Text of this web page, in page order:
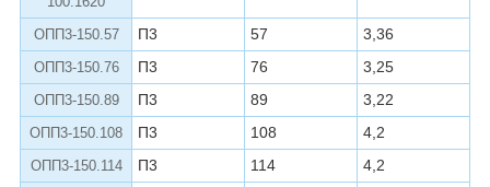
ОПП3-150.57
П3 57 3,36
ОПП3-150.76 П3 76 3,25
ОПП3-150.89 П3 89 3,22
ОПП3-150.108 П3 108 4,2
ОПП3-150.114 П3 114 4,2